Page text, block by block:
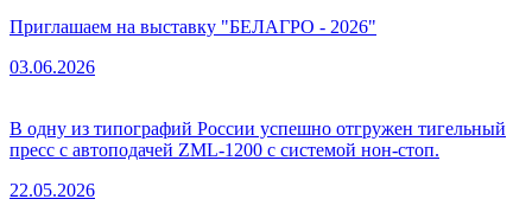
Приглашаем на выставку "БЕЛАГРО - 2026"
03.06.2026
В одну из типографий России успешно отгружен тигельный
пресс с автоподачей ZML-1200 с системой нон-стоп.
22.05.2026